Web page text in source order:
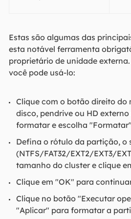
Estas são algumas das
esta notável ferramenta
proprietário de unidade
você pode usá-lo:
Clique com o botão direito do
disco, pendrive ou HD
formatar e escolha
Defina o rótulo da partição, o
(NTFS/FAT32/EXT2/EXT3/
tamanho do cluster e clique
Clique em "OK" para
Clique no botão "Executar
"Aplicar" para formatar a